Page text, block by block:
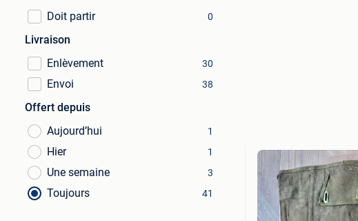
Doit partir
0
Livraison
Enlèvement
30
Envoi 38
Offert depuis
Aujourd’hui
1
Hier 1
Une semaine 3
Toujours 41